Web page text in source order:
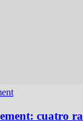
cuatro